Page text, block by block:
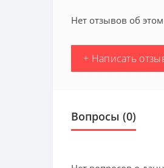
Нет отзывов об
+ Написать
Вопросы (0)